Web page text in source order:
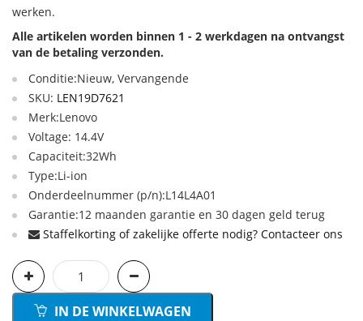
werken.
Alle artikelen worden binnen 1 - 2 werkdagen na ontvangst
van de betaling verzonden.
Conditie:Nieuw, Vervangende
SKU: LEN19D7621
Merk:Lenovo
Voltage: 14.4V
Capaciteit:32Wh
Type:Li-ion
Onderdeelnummer (p/n):L14L4A01
Garantie:12 maanden garantie en 30 dagen geld terug
Staffelkorting of zakelijke offerte nodig? Contacteer ons
IN DE WINKELWAGEN